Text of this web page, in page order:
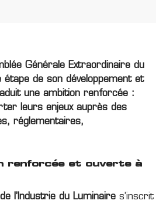
Générale Extraordinaire du
de son développement et
une ambition renforcée :
leurs enjeux auprès des
réglementaires,
renforcée et ouverte à
l’Industrie du Luminaire s’inscrit